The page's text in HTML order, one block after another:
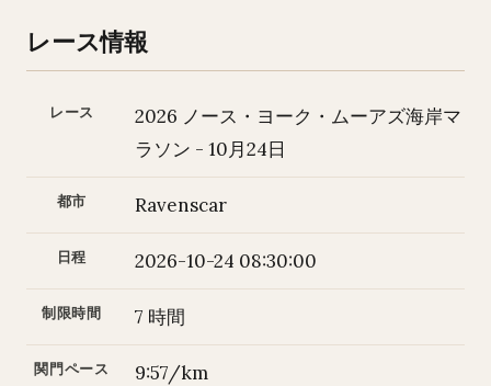
レース情報
レース
2026 ノース・ヨーク・ムーアズ海岸マ
ラソン - 10月24日
都市 Ravenscar
日程 2026-10-24 08:30:00
制限時間 7 時間
関門ペース 9:57/km